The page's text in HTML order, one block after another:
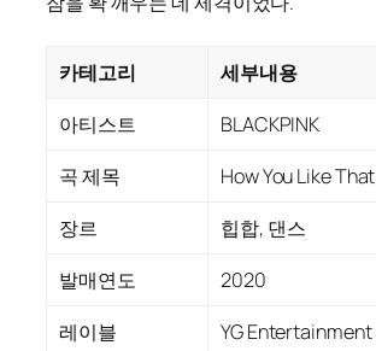
카테고리
세부내용
아티스트
BLACKPINK
곡 제목
How You Like That
장르
힙합, 댄스
발매연도
2020
레이블
YG Entertainment